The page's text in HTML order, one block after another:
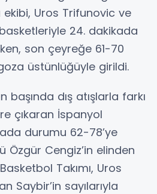
ekibi, Uros Trifunovic ve
24. dakikada
son çeyreğe 61-70
üstünlüğüyle girildi.
dış atışlarla farkı
çıkaran İspanyol
durumu 62-78’ye
Özgür Cengiz’in elinden
Takımı, Uros
Saybir’in sayılarıyla